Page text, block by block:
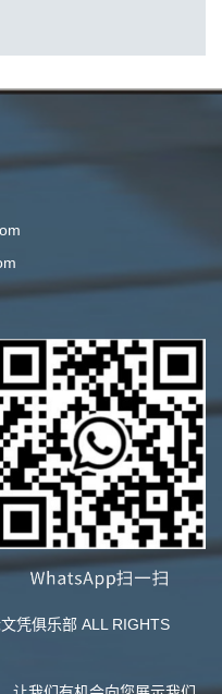
凭俱乐部 ALL RIGHTS